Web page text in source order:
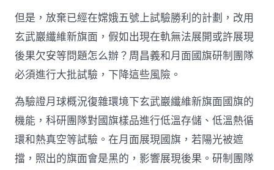
但是，放棄已經在嫦娥五號上試驗勝利的計劃，改用
玄武巖纖維新旗面，假如出現在軌無法展開或許展現
後果欠安等問題怎么辦？周昌義和月面國旗研制團隊
必須進行大批試驗，下降這些風險。
為驗證月球概況復雜環境下玄武巖纖維新旗面國旗的
機能，科研團隊對國旗樣品進行低溫存儲、低溫熱循
環和熱真空等試驗。在月面展現國旗，若陽光被遮
擋，照出的旗面會是黑的，影響展現後果。研制團隊